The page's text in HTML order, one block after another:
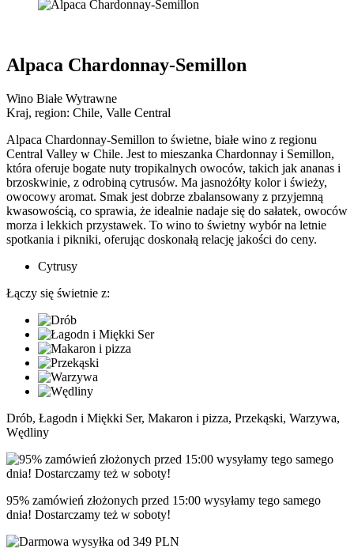
Alpaca Chardonnay-Semillon
Wino Białe Wytrawne
Kraj, region: Chile, Valle Central
Alpaca Chardonnay-Semillon to świetne, białe wino z regionu
Central Valley w Chile. Jest to mieszanka Chardonnay i Semillon,
która oferuje bogate nuty tropikalnych owoców, takich jak ananas i
brzoskwinie, z odrobiną cytrusów. Ma jasnożółty kolor i świeży,
owocowy aromat. Smak jest dobrze zbalansowany z przyjemną
kwasowością, co sprawia, że idealnie nadaje się do sałatek, owoców
morza i lekkich przystawek. To wino to świetny wybór na letnie
spotkania i pikniki, oferując doskonałą relację jakości do ceny​.
Cytrusy
Łączy się świetnie z:
Drób, Łagodn i Miękki Ser, Makaron i pizza, Przekąski, Warzywa,
Wędliny
95% zamówień złożonych przed 15:00 wysyłamy tego samego
dnia! Dostarczamy też w soboty!